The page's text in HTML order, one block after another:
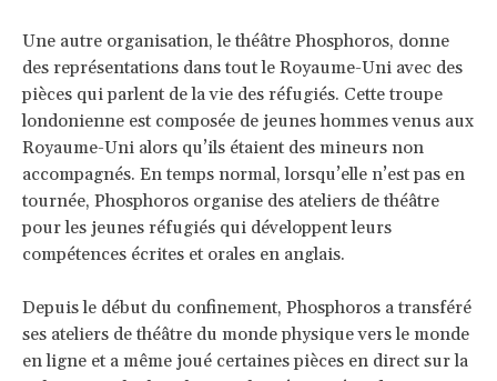
Une autre organisation, le théâtre Phosphoros, donne
des représentations dans tout le Royaume-Uni avec des
pièces qui parlent de la vie des réfugiés. Cette troupe
londonienne est composée de jeunes hommes venus aux
Royaume-Uni alors qu’ils étaient des mineurs non
accompagnés. En temps normal, lorsqu’elle n’est pas en
tournée, Phosphoros organise des ateliers de théâtre
pour les jeunes réfugiés qui développent leurs
compétences écrites et orales en anglais.
Depuis le début du confinement, Phosphoros a transféré
ses ateliers de théâtre du monde physique vers le monde
en ligne et a même joué certaines pièces en direct sur la